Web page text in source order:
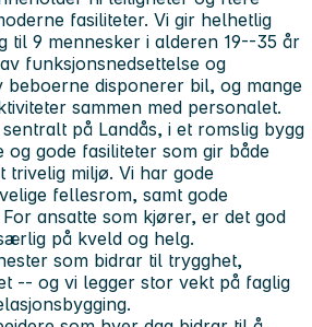
fasiliteter. Vi gir helhetlig
til 9 mennesker i alderen 19--35 år
funksjonsnedsettelse og
beboerne disponerer bil, og mange
sammen med personalet.
på Landås, i et romslig bygg
og gode fasiliteter som gir både
trivelig miljø. Vi har gode
fellesrom, samt gode
ansatte som kjører, er det god
på kveld og helg.
som bidrar til trygghet,
-- og vi legger stor vekt på faglig